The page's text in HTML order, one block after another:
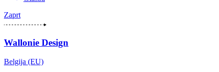
Zaprt
Wallonie Design
Belgija (EU)